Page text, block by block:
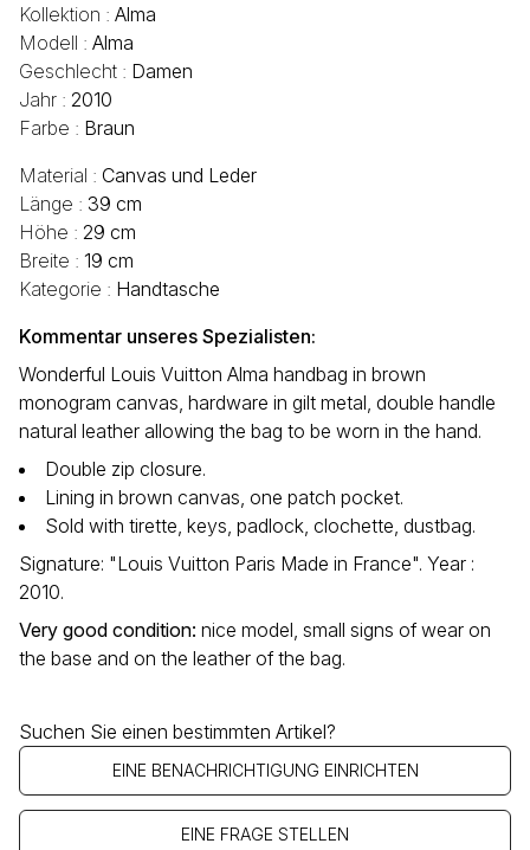
Kollektion : Alma
Modell : Alma
Geschlecht : Damen
Jahr : 2010
Farbe : Braun
Material : Canvas und Leder
Länge : 39 cm
Höhe : 29 cm
Breite : 19 cm
Kategorie : Handtasche
Kommentar unseres Spezialisten:
Wonderful Louis Vuitton Alma handbag in brown
monogram canvas, hardware in gilt metal, double handle
natural leather allowing the bag to be worn in the hand.
Double zip closure.
Lining in brown canvas, one patch pocket.
Sold with tirette, keys, padlock, clochette, dustbag.
Signature: "Louis Vuitton Paris Made in France". Year :
2010.
Very good condition: nice model, small signs of wear on
the base and on the leather of the bag.
Suchen Sie einen bestimmten Artikel?
EINE BENACHRICHTIGUNG EINRICHTEN
EINE FRAGE STELLEN